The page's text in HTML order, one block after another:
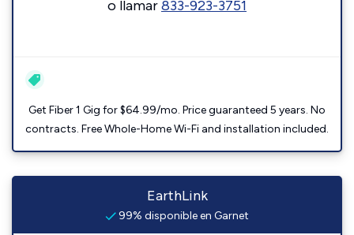
o llamar833-923-3751
Get Fiber 1 Gig for $64.99/mo. Price guaranteed 5 years. No
contracts. Free Whole-Home Wi-Fi and installation included.
EarthLink
99% disponible en Garnet